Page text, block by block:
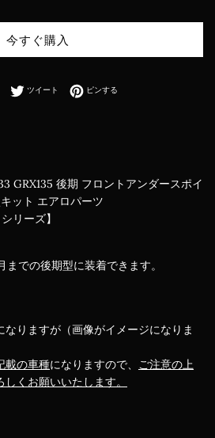
今すぐ購入
でシェアする
ツイート Twitterに投稿する
ピンするPinterestでピンする
GRX135 後期 フロントアンダースポイ
ット エアロパーツ
リーズ】
までの後期型に装着できます。
なりますが（画像がイメージになりま
載の車種になりますので、 ご注意の上
くお願いいたします。